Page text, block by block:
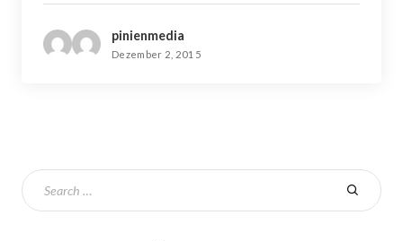
pinienmedia
Dezember 2, 2015